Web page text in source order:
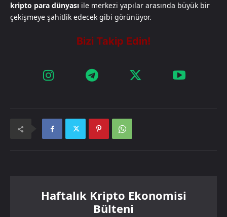
kripto para dünyası ile merkezi yapılar arasında büyük bir
çekişmeye şahitlik edecek gibi görünüyor.
Haftalık Kripto Ekonomisi
Bülteni